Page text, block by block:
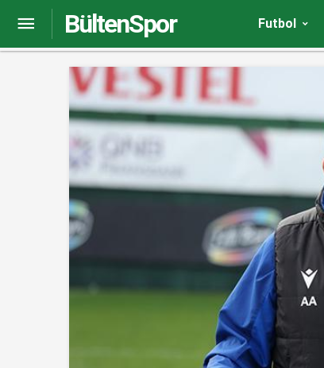
BültenSpor Futbol
Ahmet Ağaoğlu: ‘Trabzonspor için hedef